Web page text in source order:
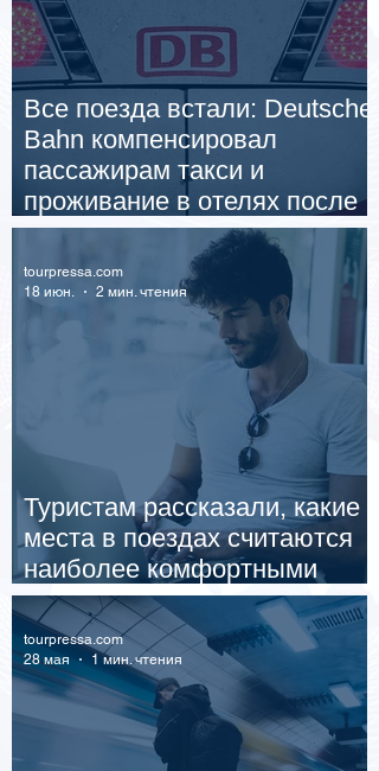
Все поезда встали: Deutsche
Bahn компенсировал
пассажирам такси и
проживание в отелях после
масштабного сбоя
Туристам рассказали, какие
места в поездах считаются
наиболее комфортными
летом
tourpressa.com
18 июн.
2 мин. чтения
tourpressa.com
28 мая
1 мин. чтения